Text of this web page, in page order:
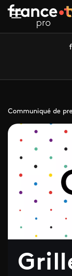
Aller au contenu
Communiqué de